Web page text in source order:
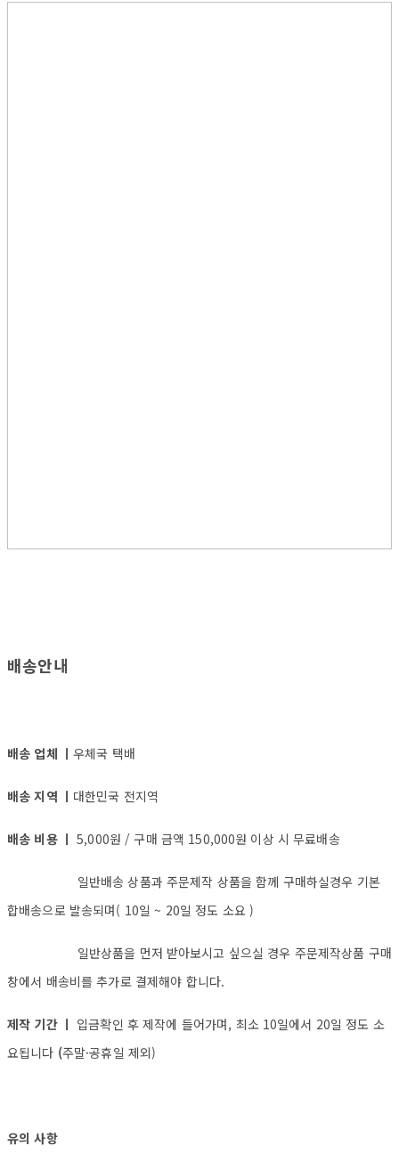
배송안내
배송 업체 ㅣ 우체국 택배
배송 지역 ㅣ 대한민국 전지역
배송 비용 ㅣ5,000원 / 구매 금액 150,000원 이상 시 무료배송
일반배송 상품과 주문제작 상품을 함께 구매하실경우 기본
합배송으로 발송되며( 10일 ~ 20일 정도 소요 )
일반상품을 먼저 받아보시고 싶으실 경우 주문제작상품 구매
창에서 배송비를 추가로 결제해야 합니다.
제작 기간 ㅣ 입금확인 후 제작에 들어가며, 최소 10일에서 20일 정도 소
요됩니다 (주말·공휴일 제외)
유의 사항